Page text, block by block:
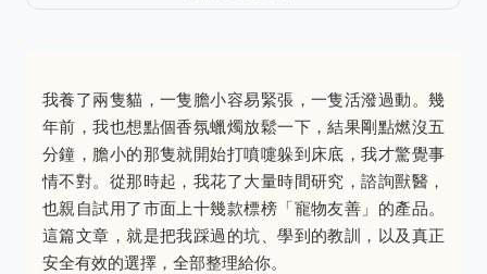
我養了兩隻貓，一隻膽小容易緊張，一隻活潑過動。幾
年前，我也想點個香氛蠟燭放鬆一下，結果剛點燃沒五
分鐘，膽小的那隻就開始打噴嚏躲到床底，我才驚覺事
情不對。從那時起，我花了大量時間研究，諮詢獸醫，
也親自試用了市面上十幾款標榜「寵物友善」的產品。
這篇文章，就是把我踩過的坑、學到的教訓，以及真正
安全有效的選擇，全部整理給你。